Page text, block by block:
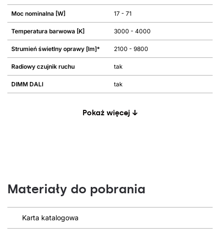
Moc nominalna [W] 17 - 71
Temperatura barwowa [K] 3000 - 4000
Strumień świetlny oprawy [lm]* 2100 - 9800
Radiowy czujnik ruchu tak
DIMM DALI tak
Pokaż więcej ↓
Materiały do pobrania
Karta katalogowa